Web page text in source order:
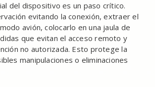
del dispositivo es un paso crítico.
evitando la conexión, extraer el
avión, colocarlo en una jaula de
que evitan el acceso remoto y
no autorizada. Esto protege la
manipulaciones o eliminaciones